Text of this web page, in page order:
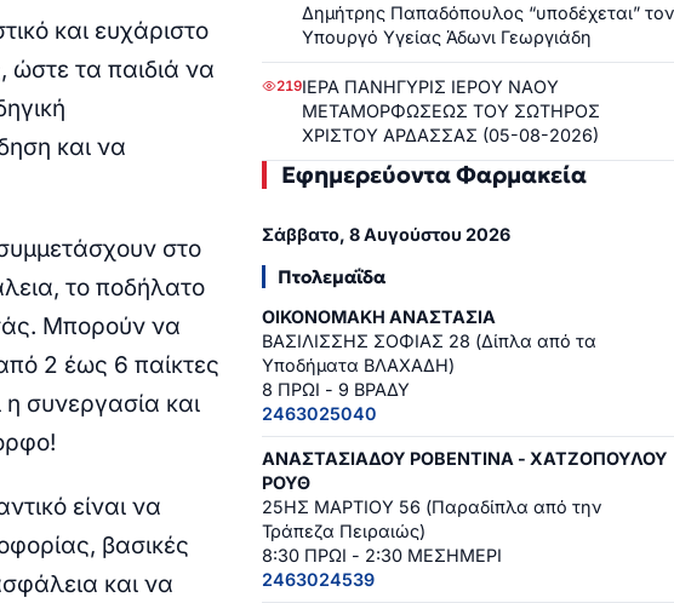
και ευχάριστο
τα παιδιά να
και να
στο
το ποδήλατο
Μπορούν να
2 έως 6 παίκτες
η συνεργασία και
είναι να
βασικές
και να
Δημήτρης Παπαδόπουλος “υποδέχεται” τον
Υπουργό Υγείας Άδωνι Γεωργιάδη
219ΙΕΡΑ ΠΑΝΗΓΥΡΙΣ ΙΕΡΟΥ ΝΑΟΥ
ΜΕΤΑΜΟΡΦΩΣΕΩΣ ΤΟΥ ΣΩΤΗΡΟΣ
ΧΡΙΣΤΟΥ ΑΡΔΑΣΣΑΣ (05-08-2026)
Εφημερεύοντα Φαρμακεία
Σάββατο, 8 Αυγούστου 2026
Πτολεμαΐδα
ΟΙΚΟΝΟΜΑΚΗ ΑΝΑΣΤΑΣΙΑ
ΒΑΣΙΛΙΣΣΗΣ ΣΟΦΙΑΣ 28 (Δίπλα από τα
Υποδήματα ΒΛΑΧΑΔΗ)
8 ΠΡΩΙ - 9 ΒΡΑΔΥ
2463025040
ΑΝΑΣΤΑΣΙΑΔΟΥ ΡΟΒΕΝΤΙΝΑ - ΧΑΤΖΟΠΟΥΛΟΥ
ΡΟΥΘ
25ΗΣ ΜΑΡΤΙΟΥ 56 (Παραδίπλα από την
Τράπεζα Πειραιώς)
8:30 ΠΡΩΙ - 2:30 ΜΕΣΗΜΕΡΙ
2463024539